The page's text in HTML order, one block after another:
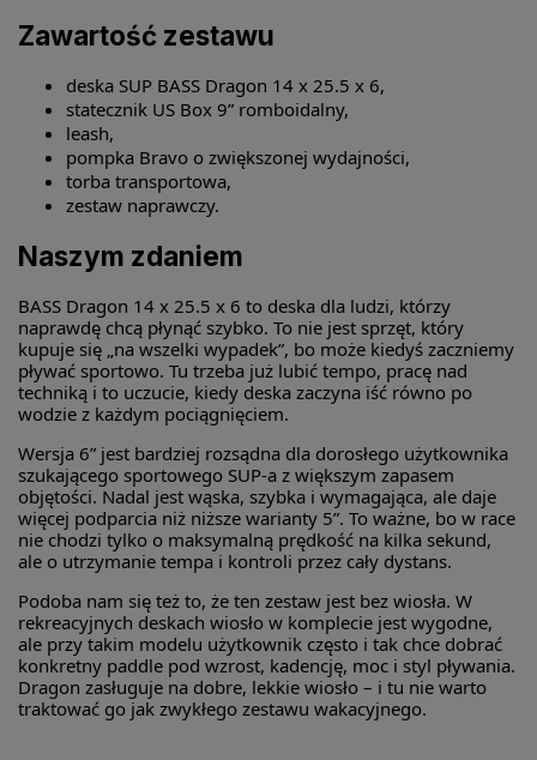
Zawartość zestawu
deska SUP BASS Dragon 14 x 25.5 x 6,
statecznik US Box 9” romboidalny,
leash,
pompka Bravo o zwiększonej wydajności,
torba transportowa,
zestaw naprawczy.
Naszym zdaniem
BASS Dragon 14 x 25.5 x 6 to deska dla ludzi, którzy
naprawdę chcą płynąć szybko. To nie jest sprzęt, który
kupuje się „na wszelki wypadek”, bo może kiedyś zaczniemy
pływać sportowo. Tu trzeba już lubić tempo, pracę nad
techniką i to uczucie, kiedy deska zaczyna iść równo po
wodzie z każdym pociągnięciem.
Wersja 6” jest bardziej rozsądna dla dorosłego użytkownika
szukającego sportowego SUP-a z większym zapasem
objętości. Nadal jest wąska, szybka i wymagająca, ale daje
więcej podparcia niż niższe warianty 5”. To ważne, bo w race
nie chodzi tylko o maksymalną prędkość na kilka sekund,
ale o utrzymanie tempa i kontroli przez cały dystans.
Podoba nam się też to, że ten zestaw jest bez wiosła. W
rekreacyjnych deskach wiosło w komplecie jest wygodne,
ale przy takim modelu użytkownik często i tak chce dobrać
konkretny paddle pod wzrost, kadencję, moc i styl pływania.
Dragon zasługuje na dobre, lekkie wiosło – i tu nie warto
traktować go jak zwykłego zestawu wakacyjnego.